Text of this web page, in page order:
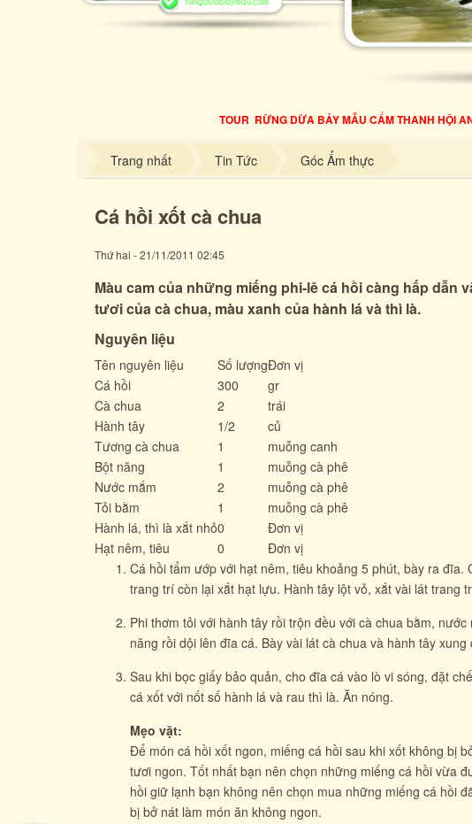
TOUR RỪNG DỪA BẢY MẪU CẨM THANH HỘI
Trang nhất Tin Tức Góc Ẩm thực
Cá hồi xốt cà chua
Thứ hai - 21/11/2011 02:45
Màu cam của những miếng phi-lê cá hồi càng hấp dẫn
tươi của cà chua, màu xanh của hành lá và thì là.
Nguyên liệu
Tên nguyên liệu Số lượngĐơn vị
Cá hồi
300
gr
Cà chua
2
trái
Hành tây
1/2
củ
Tương cà chua
1
muỗng canh
Bột năng
1
muỗng cà phê
Nước mắm
2
muỗng cà phê
Tỏi bằm
1
muỗng cà phê
Hành lá, thì là xắt nhỏ0
Đơn vị
Hạt nêm, tiêu
0
Đơn vị
Cá hồi tẩm ướp với hạt nêm, tiêu khoảng 5 phút, bày ra
trang trí còn lại xắt hạt lựu. Hành tây lột vỏ, xắt vài lát trang
Phi thơm tỏi với hành tây rồi trộn đều với cà chua bằm,
năng rồi dội lên đĩa cá. Bày vài lát cà chua và hành tây xung
Sau khi bọc giấy bảo quản, cho đĩa cá vào lò vi sóng, đặt
cá xốt với nốt số hành lá và rau thì là. Ăn nóng.
Mẹo vặt:
Để món cá hồi xốt ngon, miếng cá hồi sau khi xốt không bị
tươi ngon. Tốt nhất bạn nên chọn những miếng cá hồi vừa
hồi giữ lạnh bạn không nên chọn mua những miếng cá hồi
bị bở nát làm món ăn không ngon.